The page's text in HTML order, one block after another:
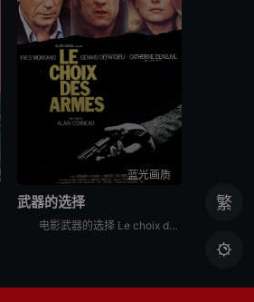
蓝光画质
武器的选择
电影武器的选择 Le choix des armes讲述了，一对囚犯Serge和Mickey越狱离开监狱之后却遭人伏击，这是他们不得不去到Serge的老朋友Noel那庇护。Mickey却有自己的想
繁
